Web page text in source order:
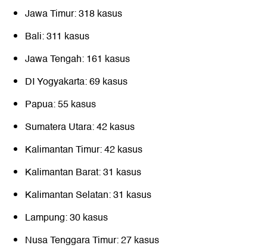
Jawa Timur: 318 kasus
Bali: 311 kasus
Jawa Tengah: 161 kasus
DI Yogyakarta: 69 kasus
Papua: 55 kasus
Sumatera Utara: 42 kasus
Kalimantan Timur: 42 kasus
Kalimantan Barat: 31 kasus
Kalimantan Selatan: 31 kasus
Lampung: 30 kasus
Nusa Tenggara Timur: 27 kasus